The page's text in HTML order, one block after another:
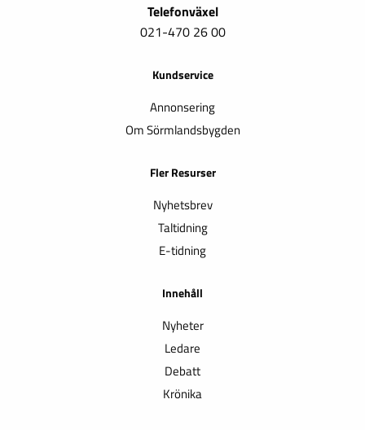
Telefonväxel
021-470 26 00
Kundservice
Annonsering
Om Sörmlandsbygden
Fler Resurser
Nyhetsbrev
Taltidning
E-tidning
Innehåll
Nyheter
Ledare
Debatt
Krönika